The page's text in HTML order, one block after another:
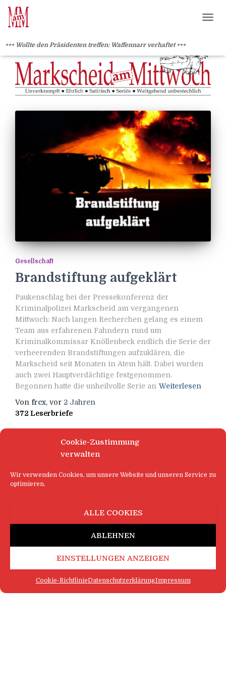
Cookie-Zustimmung
verwalten
Wir verwenden Cookies, um unsere Website und unseren Service zu
optimieren.
ALLE COOKIES
ABLEHNEN
EINSTELLUNGEN ANZEIGEN
Cookie-RichtlinieDatenschutzerklärungImpressum
+++ Wollte den Präsidenten treffen: Waffennarr verhaftet +++
Gesellschaft
Brandstiftung aufgeklärt
Paukenschlag bei der Pressekonferenz der
Kriminalpolizei Markscheid am vergangenen
Mittwoch: Nach langen Recherchen gelang es einem
Team aus erfahrenen Fahndern rund um
Kriminalkommissar Knöllenbeck endlich die Serie der
verheerenden Brandstiftungen aufzuklären, die
Markscheid seit Monaten in Atem hält. Dabei wurden
auch zwei Hauptverdächtige festgenommen.
Begonnen hatte die unheilvolle Serie an Weiterlesen
Von frcx, vor 2 Jahren
372 Leserbriefe